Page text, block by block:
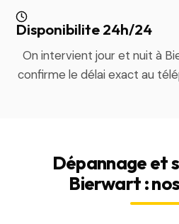
Disponibilite 24h/24
On intervient jour et nuit à
confirme le délai exact au
Dépannage et
Bierwart :